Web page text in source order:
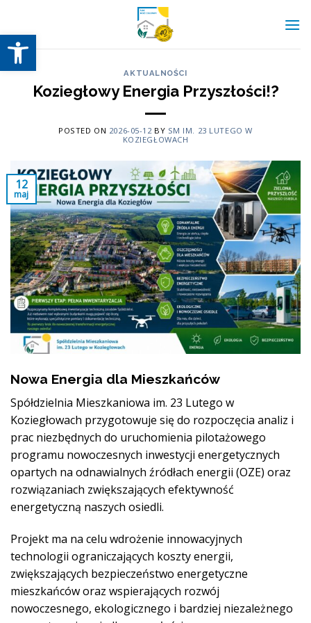
Otwórz pasek narzędzi
content
AKTUALNOŚCI
Koziegłowy Energia Przyszłości!?
POSTED ON 2026-05-12 BY SM IM. 23 LUTEGO W
KOZIEGŁOWACH
12
maj
Nowa Energia dla Mieszkańców
Spółdzielnia Mieszkaniowa im. 23 Lutego w
Koziegłowach przygotowuje się do rozpoczęcia analiz i
prac niezbędnych do uruchomienia pilotażowego
programu nowoczesnych inwestycji energetycznych
opartych na odnawialnych źródłach energii (OZE) oraz
rozwiązaniach zwiększających efektywność
energetyczną naszych osiedli.
Projekt ma na celu wdrożenie innowacyjnych
technologii ograniczających koszty energii,
zwiększających bezpieczeństwo energetyczne
mieszkańców oraz wspierających rozwój
nowoczesnego, ekologicznego i bardziej niezależnego